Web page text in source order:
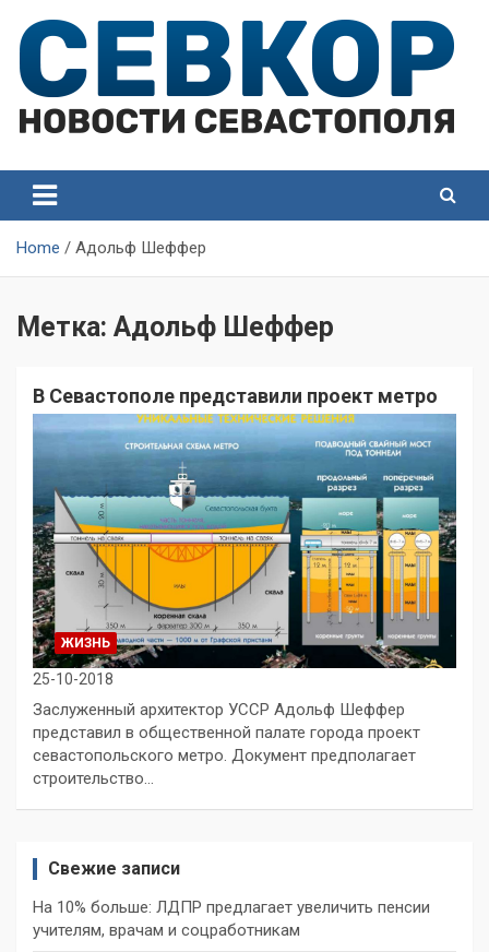
content
Севастополя
Севастополя
Home Адольф Шеффер
Метка: Адольф Шеффер
В Севастополе представили проект метро
ЖИЗНЬ
25-10-2018
Заслуженный архитектор УССР Адольф Шеффер
представил в общественной палате города проект
севастопольского метро. Документ предполагает
строительство…
Свежие записи
На 10% больше: ЛДПР предлагает увеличить пенсии
учителям, врачам и соцработникам